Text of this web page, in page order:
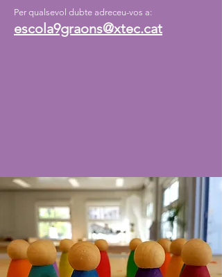
Per qualsevol dubte adreceu-vos a:​
escola9graons@xtec.cat​